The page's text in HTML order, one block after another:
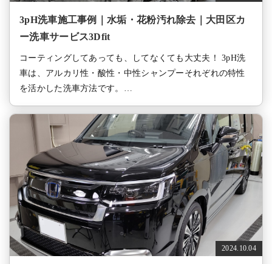
3pH洗車施工事例｜水垢・花粉汚れ除去｜大田区カ
ー洗車サービス3Dfit
コーティングしてあっても、してなくても大丈夫！ 3pH洗
車は、アルカリ性・酸性・中性シャンプーそれぞれの特性
を活かした洗車方法です。…
2024.10.04